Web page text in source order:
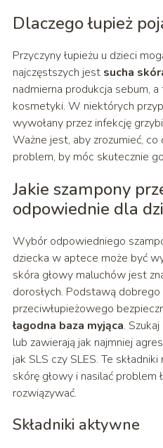
Dlaczego łupież
Przyczyny łupieżu u dzieci
najczęstszych jest sucha
nadmierna produkcja sebum,
kosmetyki. W niektórych
wywołany przez infekcję
Ważne jest, aby zrozumieć, co
problem, by móc skutecznie
Jakie szampony
odpowiednie dla
Wybór odpowiedniego
dziecka w aptece może być
skóra głowy maluchów jest
dorosłych. Podstawą dobrego
przeciwłupieżowego
łagodna baza myjąca.
lub zawierają jak najmniej
jak SLS czy SLES. Te
skórę głowy i nasilać problem
rozwiązywać.
Składniki aktywne